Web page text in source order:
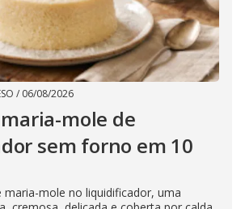
/ 06/08/2026
mole de
sem forno em 10
maria-mole no liquidificador, uma